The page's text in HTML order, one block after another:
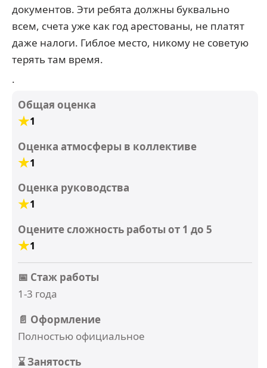
документов. Эти ребята должны буквально
всем, счета уже как год арестованы, не платят
даже налоги. Гиблое место, никому не советую
терять там время.
.
Общая оценка
1
Оценка атмосферы в коллективе
1
Оценка руководства
1
Оцените сложность работы от 1 до 5
1
📅 Стаж работы
1-3 года
📄 Оформление
Полностью официальное
⌛ Занятость